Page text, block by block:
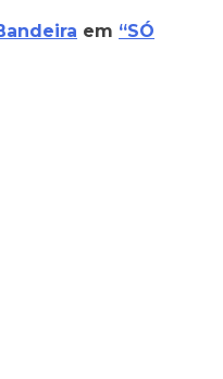
em “SÓ